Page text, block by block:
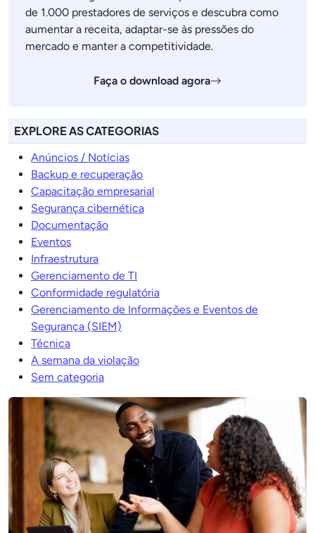
de 1.000 prestadores de serviços e descubra como
aumentar a receita, adaptar-se às pressões do
mercado e manter a competitividade.
Faça o download agora
EXPLORE AS CATEGORIAS
Anúncios / Notícias
Backup e recuperação
Capacitação empresarial
Segurança cibernética
Documentação
Eventos
Infraestrutura
Gerenciamento de TI
Conformidade regulatória
Gerenciamento de Informações e Eventos de
Segurança (SIEM)
Técnica
A semana da violação
Sem categoria